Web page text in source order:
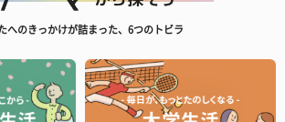
へのきっかけが詰まった、6つのトビラ